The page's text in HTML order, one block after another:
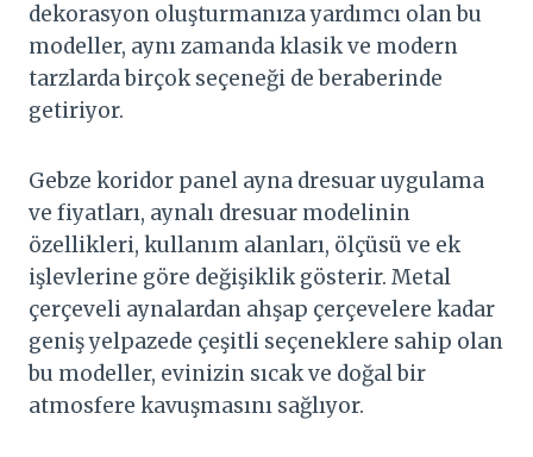
dekorasyon oluşturmanıza yardımcı olan bu
modeller, aynı zamanda klasik ve modern
tarzlarda birçok seçeneği de beraberinde
getiriyor.
Gebze koridor panel ayna dresuar uygulama
ve fiyatları, aynalı dresuar modelinin
özellikleri, kullanım alanları, ölçüsü ve ek
işlevlerine göre değişiklik gösterir. Metal
çerçeveli aynalardan ahşap çerçevelere kadar
geniş yelpazede çeşitli seçeneklere sahip olan
bu modeller, evinizin sıcak ve doğal bir
atmosfere kavuşmasını sağlıyor.